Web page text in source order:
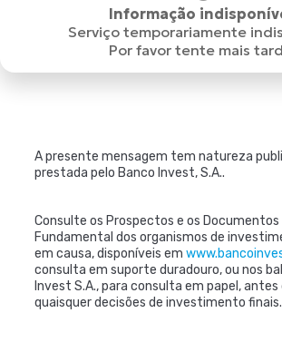
Informação
Serviço temporariamente
Por favor tente mais
A presente mensagem tem natureza
prestada pelo Banco Invest, S.A..
Consulte os Prospectos e os
Fundamental dos organismos de
em causa, disponíveis em
consulta em suporte duradouro, ou nos
Invest S.A., para consulta em papel,
quaisquer decisões de investimento finais.